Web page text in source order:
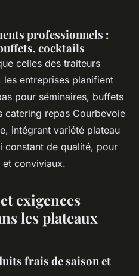
professionnels :
cocktails
celles des traiteurs
entreprises planifient
pour séminaires, buffets
catering repas Courbevoie
intégrant variété plateau
constant de qualité, pour
et conviviaux.
exigences
les plateaux
frais de saison et